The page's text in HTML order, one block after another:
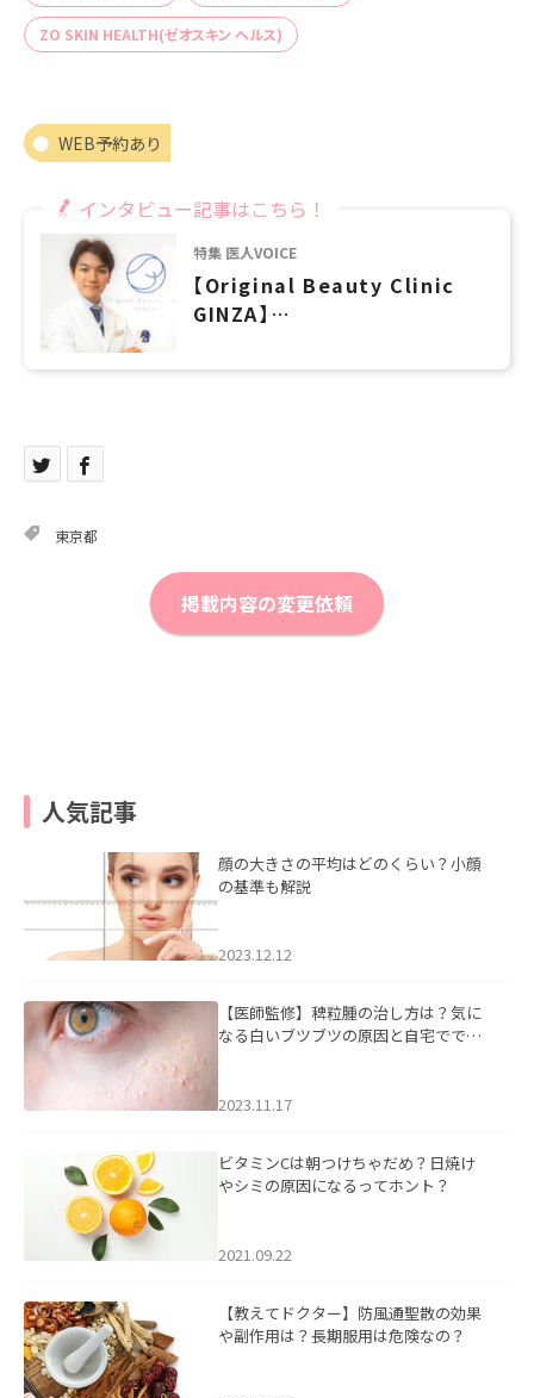
ZO SKIN HEALTH(ゼオスキン ヘルス)
WEB予約あり
インタビュー記事はこちら！
特集 医人VOICE
【Original Beauty Clinic
GINZA】
「世界で一番優しいドクター」
東京都
掲載内容の変更依頼
人気記事
顔の大きさの平均はどのくらい？小顔
の基準も解説
2023.12.12
【医師監修】稗粒腫の治し方は？気に
なる白いブツブツの原因と自宅ででき
2023.11.17
ビタミンCは朝つけちゃだめ？日焼け
やシミの原因になるってホント？
2021.09.22
【教えてドクター】防風通聖散の効果
や副作用は？長期服用は危険なの？